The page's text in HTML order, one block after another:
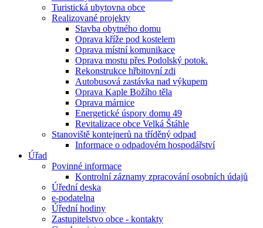
Turistická ubytovna obce
Realizované projekty
Stavba obytného domu
Oprava kříže pod kostelem
Oprava místní komunikace
Oprava mostu přes Podolský potok.
Rekonstrukce hřbitovní zdi
Autobusová zastávka nad výkupem
Oprava Kaple Božího těla
Oprava márnice
Energetické úspory domu 49
Revitalizace obce Velká Štáhle
Stanoviště kontejnerů na tříděný odpad
Informace o odpadovém hospodářství
Úřad
Povinné informace
Kontrolní záznamy zpracování osobních údajů
Úřední deska
e-podatelna
Úřední hodiny
Zastupitelstvo obce - kontakty